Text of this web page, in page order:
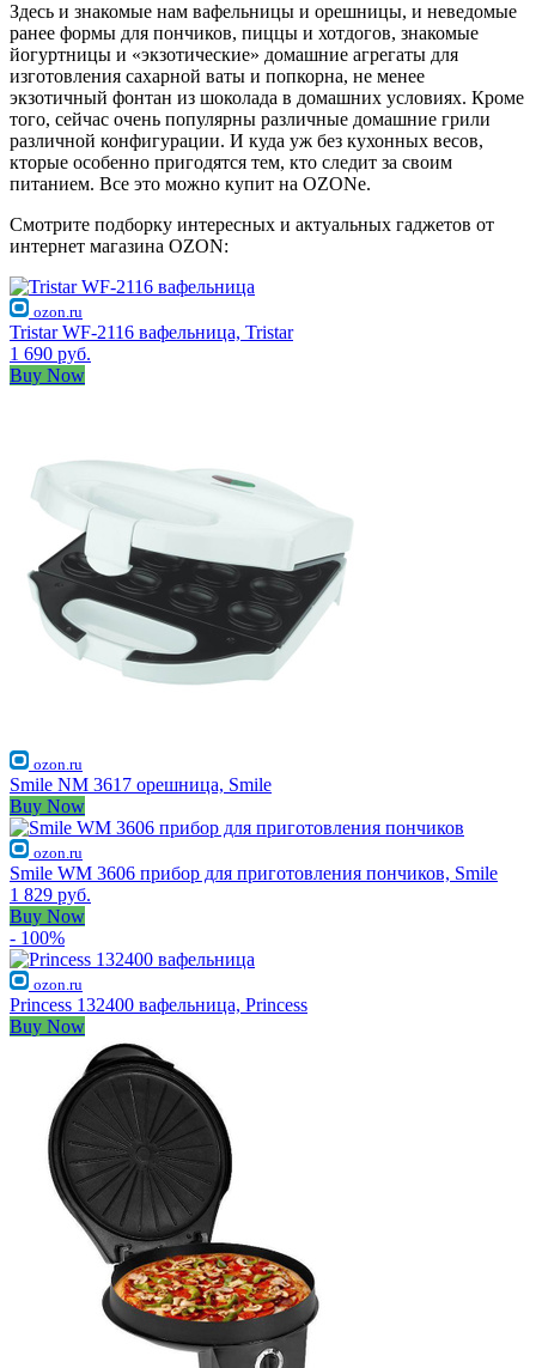
Здесь и знакомые нам вафельницы и орешницы, и неведомые
ранее формы для пончиков, пиццы и хотдогов, знакомые
йогуртницы и «экзотические» домашние агрегаты для
изготовления сахарной ваты и попкорна, не менее
экзотичный фонтан из шоколада в домашних условиях. Кроме
того, сейчас очень популярны различные домашние грили
различной конфигурации. И куда уж без кухонных весов,
кторые особенно пригодятся тем, кто следит за своим
питанием. Все это можно купит на OZONе.
Смотрите подборку интересных и актуальных гаджетов от
интернет магазина OZON:
ozon.ru
Tristar WF-2116 вафельница, Tristar
1 690 руб.
Buy Now
ozon.ru
Smile NM 3617 орешница, Smile
Buy Now
ozon.ru
Smile WM 3606 прибор для приготовления пончиков, Smile
1 829 руб.
Buy Now
- 100%
ozon.ru
Princess 132400 вафельница, Princess
Buy Now